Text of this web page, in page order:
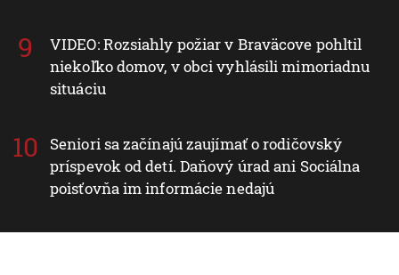
VIDEO: Rozsiahly požiar v Braväcove pohltil
niekoľko domov, v obci vyhlásili mimoriadnu
situáciu
Seniori sa začínajú zaujímať o rodičovský
príspevok od detí. Daňový úrad ani Sociálna
poisťovňa im informácie nedajú